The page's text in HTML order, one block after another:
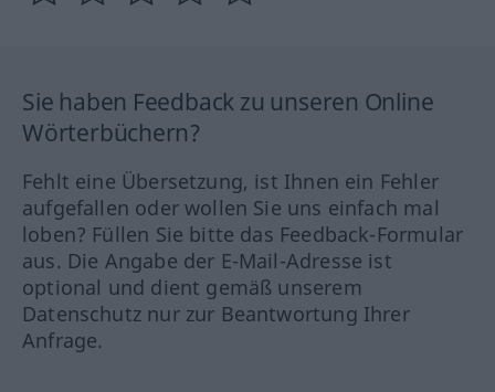
Sie haben Feedback zu unseren Online
Wörterbüchern?
Fehlt eine Übersetzung, ist Ihnen ein Fehler
aufgefallen oder wollen Sie uns einfach mal
loben? Füllen Sie bitte das Feedback-Formular
aus. Die Angabe der E-Mail-Adresse ist
optional und dient gemäß unserem
Datenschutz nur zur Beantwortung Ihrer
Anfrage.